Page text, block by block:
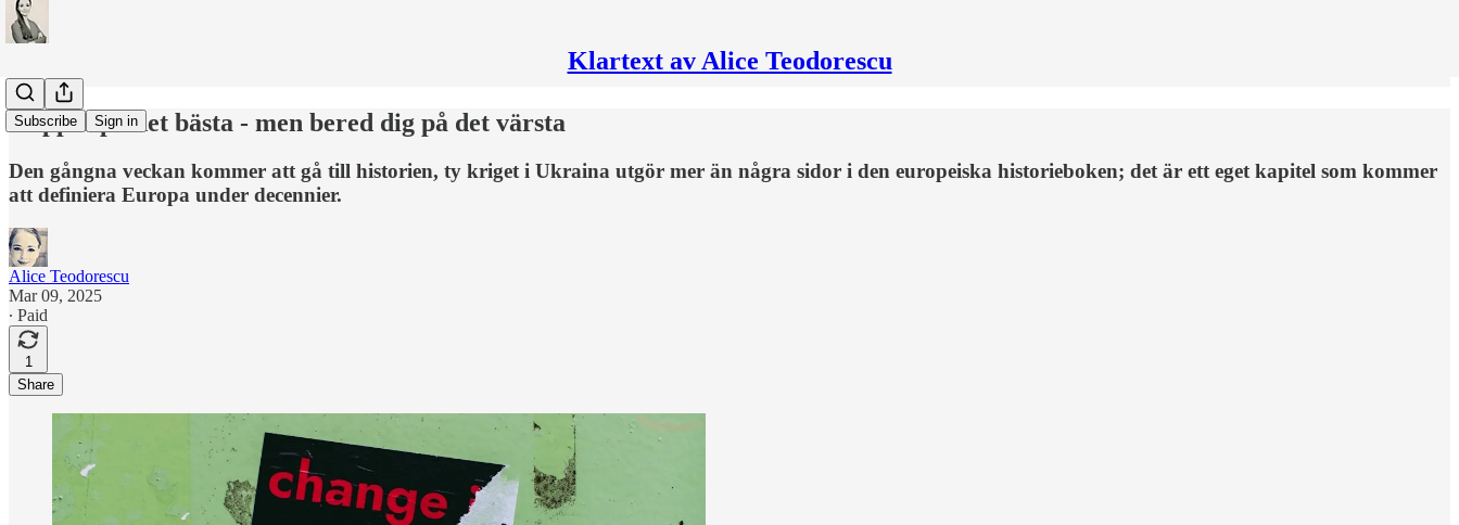
Klartext av Alice Teodorescu
Subscribe Sign in
Hoppas på det bästa - men bered dig på det värsta
Den gångna veckan kommer att gå till historien, ty kriget i Ukraina utgör mer än några sidor i den europeiska historieboken; det är ett eget kapitel som kommer
att definiera Europa under decennier.
Alice Teodorescu
Mar 09, 2025
∙ Paid
1
Share